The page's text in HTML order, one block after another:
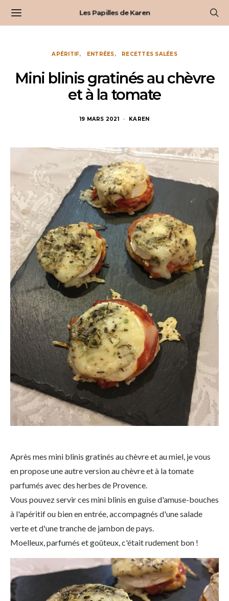
Les Papilles de Karen
APÉRITIF ENTRÉES RECETTES SALÉES
Mini blinis gratinés au chèvre
et à la tomate
19 MARS 2021 KAREN
Après mes mini blinis gratinés au chèvre et au miel, je vous
en propose une autre version au chèvre et à la tomate
parfumés avec des herbes de Provence.
Vous pouvez servir ces mini blinis en guise d'amuse-bouches
à l'apéritif ou bien en entrée, accompagnés d'une salade
verte et d'une tranche de jambon de pays.
Moelleux, parfumés et goûteux, c'était rudement bon !